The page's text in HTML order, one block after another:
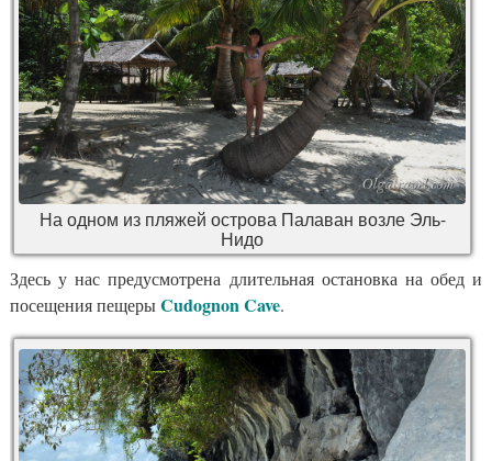
На одном из пляжей острова Палаван возле Эль-
Нидо
Здесь у нас предусмотрена длительная остановка на обед и
посещения пещерыCudognon Cave.